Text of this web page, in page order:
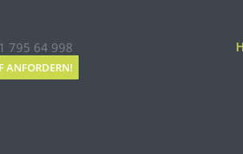
795 64 998
ANFORDERN!